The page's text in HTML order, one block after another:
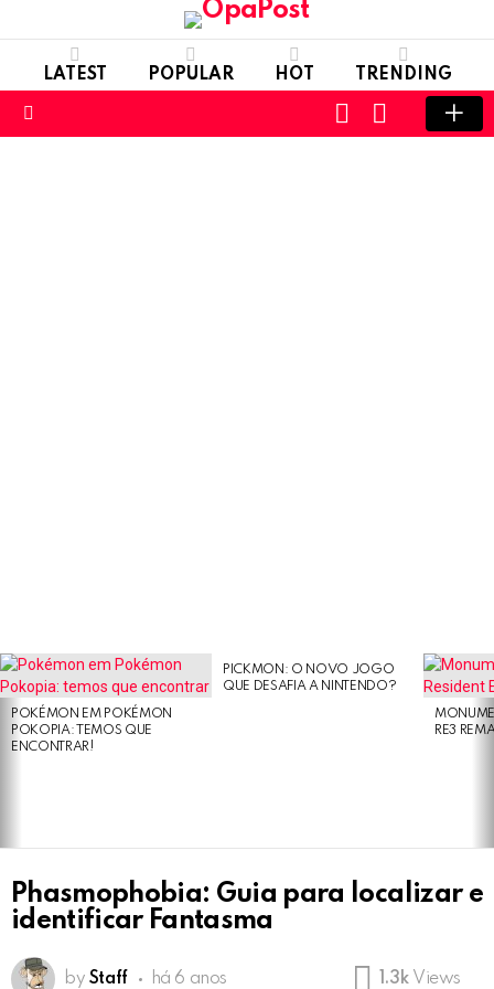
LATEST POPULAR HOT TRENDING
SWITCH
SKIN
LOGIN
LATEST
STORIES
POKÉMON EM POKÉMON
POKOPIA: TEMOS QUE
ENCONTRAR!
PICKMON: O NOVO JOGO
QUE DESAFIA A NINTENDO?
RE3
Phasmophobia: Guia para localizar e
identificar Fantasma
by Staff há 6 anos 1.3k Views